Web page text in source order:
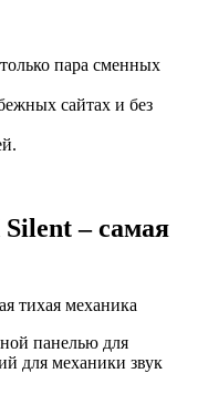
пара сменных
сайтах и без
– самая
панелью для
для механики звук